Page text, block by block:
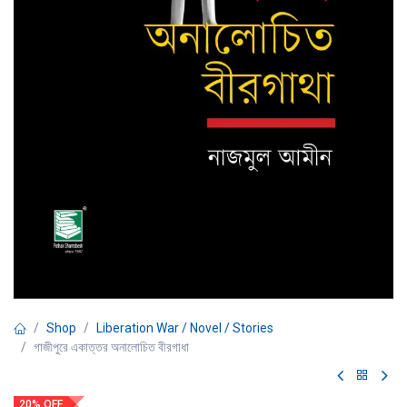
Shop
Liberation War / Novel / Stories
গাজীপুরে একাত্তর অনালোচিত বীরগাধা
20% OFF